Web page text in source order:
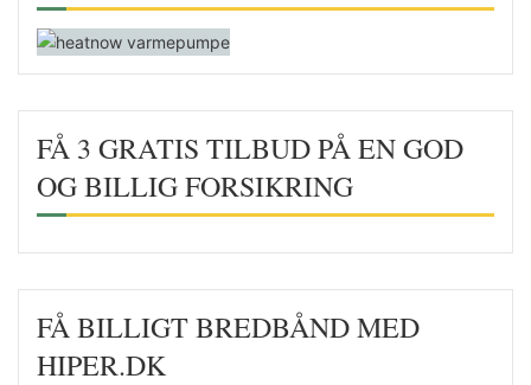
FÅ 3 GRATIS TILBUD PÅ EN GOD
OG BILLIG FORSIKRING
FÅ BILLIGT BREDBÅND MED
HIPER.DK